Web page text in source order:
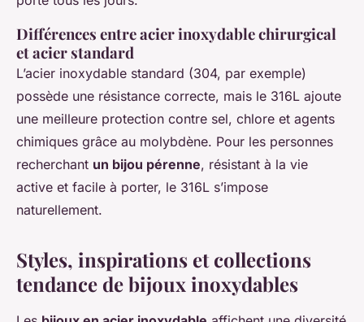
Différences entre acier inoxydable chirurgical
et acier standard
L’acier inoxydable standard (304, par exemple)
possède une résistance correcte, mais le 316L ajoute
une meilleure protection contre sel, chlore et agents
chimiques grâce au molybdène. Pour les personnes
recherchant un bijou pérenne, résistant à la vie
active et facile à porter, le 316L s’impose
naturellement.
Styles, inspirations et collections
tendance de bijoux inoxydables